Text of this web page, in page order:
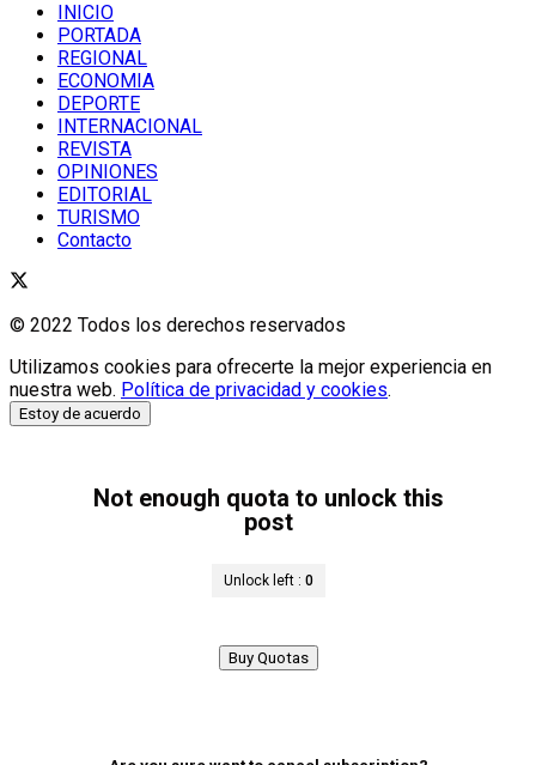
INICIO
PORTADA
REGIONAL
ECONOMIA
DEPORTE
INTERNACIONAL
REVISTA
OPINIONES
EDITORIAL
TURISMO
Contacto
© 2022 Todos los derechos reservados
Utilizamos cookies para ofrecerte la mejor experiencia en
nuestra web. Política de privacidad y cookies.
Estoy de acuerdo
Not enough quota to unlock this
post
Unlock left : 0
Buy Quotas